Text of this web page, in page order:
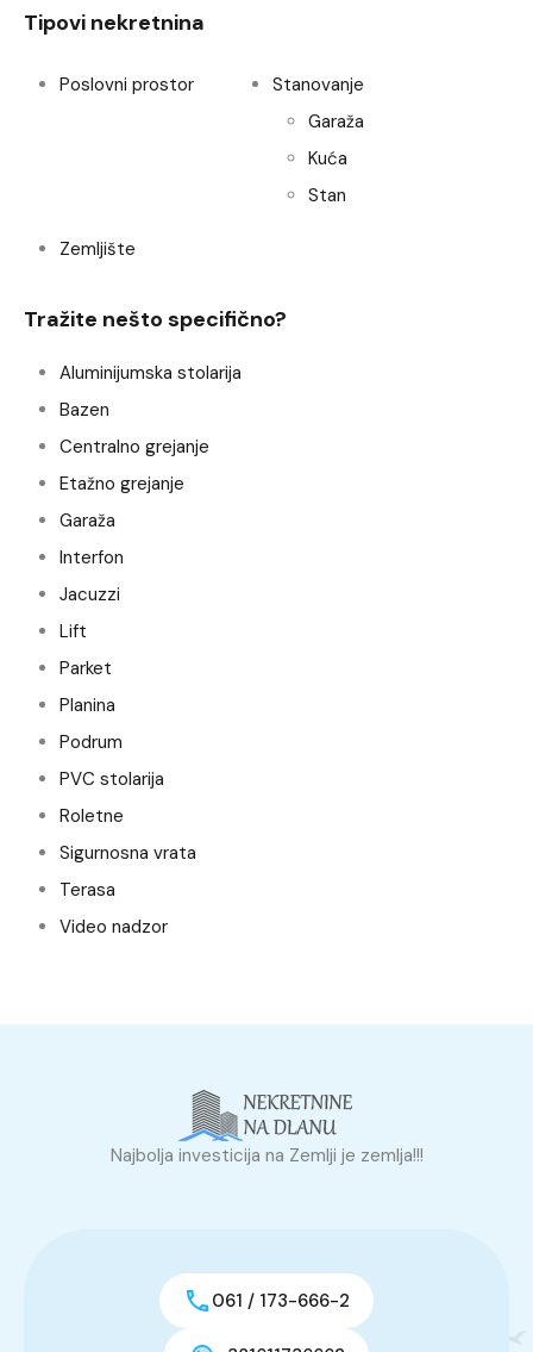
Tipovi nekretnina
Poslovni prostor
Stanovanje
Garaža
Kuća
Stan
Zemljište
Tražite nešto specifično?
Aluminijumska stolarija
Bazen
Centralno grejanje
Etažno grejanje
Garaža
Interfon
Jacuzzi
Lift
Parket
Planina
Podrum
PVC stolarija
Roletne
Sigurnosna vrata
Terasa
Video nadzor
Najbolja investicija na Zemlji je zemlja!!!
061 / 173-666-2